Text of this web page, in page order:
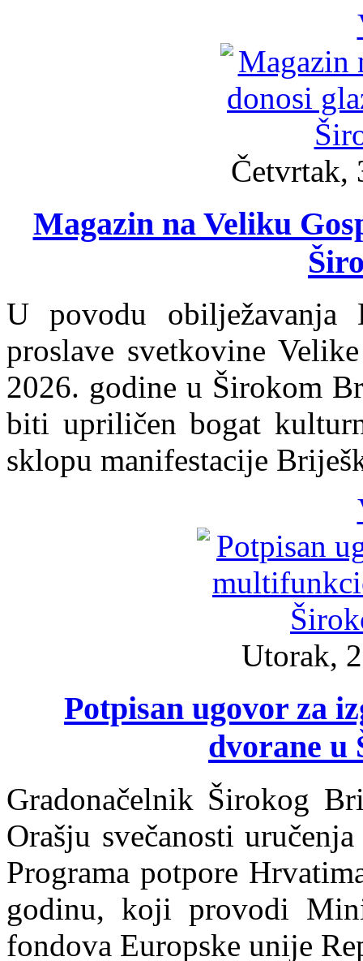
Četvrtak,
Magazin na Veliku
U povodu
proslave svetkovine
2026. godine u Širokom
biti upriličen bogat
sklopu manifestacije
Utorak,
Potpisan ugovor za
dvorane u
Gradonačelnik Širokog
Orašju svečanosti
Programa potpore
godinu, koji provodi
fondova Europske unije